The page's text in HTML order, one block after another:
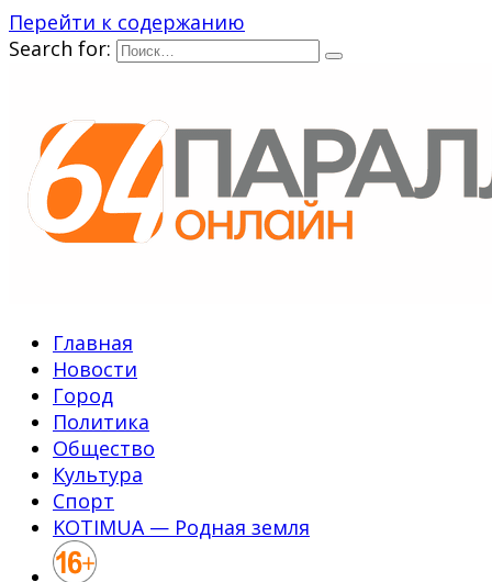
Перейти к содержанию
Search for:
Главная
Новости
Город
Политика
Общество
Культура
Спорт
KOTIMUA — Родная земля